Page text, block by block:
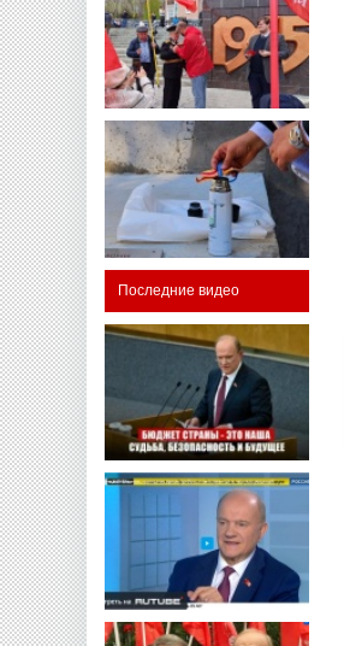
Последние видео